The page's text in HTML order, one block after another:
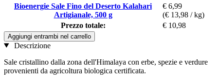
Bioenergie Sale Fino del Deserto Kalahari
Artigianale, 500 g
€ 6,99
(€ 13,98 / kg)
Prezzo totale:
€ 10,98
Aggiungi entrambi nel carrello
Descrizione
Sale cristallino dalla zona dell'Himalaya con erbe, spezie e verdure
provenienti da agricoltura biologica certificata.